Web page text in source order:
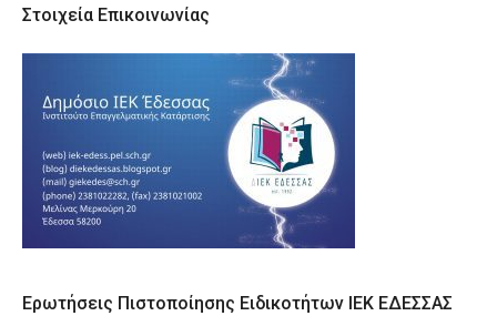
Στοιχεία Επικοινωνίας
Ερωτήσεις Πιστοποίησης Ειδικοτήτων ΙΕΚ ΕΔΕΣΣΑΣ